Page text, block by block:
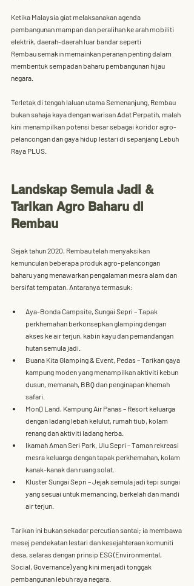
Ketika Malaysia giat melaksanakan agenda
pembangunan mampan dan peralihan ke arah mobiliti
elektrik, daerah-daerah luar bandar seperti
Rembau semakin memainkan peranan penting dalam
membentuk sempadan baharu pembangunan hijau
negara.
Terletak di tengah laluan utama Semenanjung, Rembau
bukan sahaja kaya dengan warisan Adat Perpatih, malah
kini menampilkan potensi besar sebagai koridor agro-
pelancongan dan gaya hidup lestari di sepanjang Lebuh
Raya PLUS
Landskap Semula Jadi &
Tarikan Agro Baharu di
Rembau
Sejak tahun 2020, Rembau telah menyaksikan
kemunculan beberapa produk agro-pelancongan
baharu yang menawarkan pengalaman mesra alam dan
bersifat tempatan. Antaranya termasuk:
Aya-Bonda Campsite, Sungai Sepri – Tapak
perkhemahan berkonsepkan glamping dengan
akses ke air terjun, kabin kayu dan pemandangan
hutan semula jadi.
Buana Kita Glamping & Event, Pedas – Tarikan gaya
kampung moden yang menampilkan aktiviti kebun
dusun, memanah, BBQ dan penginapan khemah
safari.
MonQ Land, Kampung Air Panas – Resort keluarga
dengan ladang lebah kelulut, rumah tiub, kolam
renang dan aktiviti ladang herba.
Ikamah Aman Seri Park, Ulu Sepri – Taman rekreasi
mesra keluarga dengan tapak perkhemahan, kolam
kanak-kanak dan ruang solat.
Kluster Sungai Sepri – Jejak semula jadi tepi sungai
yang sesuai untuk memancing, berkelah dan mandi
air terjun.
Tarikan ini bukan sekadar percutian santai; ia membawa
mesej pendekatan lestari dan kesejahteraan komuniti
desa, selaras dengan prinsip ESG (Environmental,
Social, Governance) yang kini menjadi tonggak
pembangunan lebuh raya negara.